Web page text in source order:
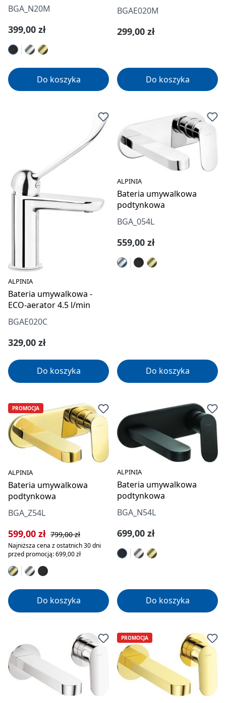
BGA_N20M
Cena regularna:
399,00 zł
Do koszyka
BGAE020M
Cena regularna:
299,00 zł
Do koszyka
ALPINIA
Bateria umywalkowa -
ECO-aerator 4.5 l/min
BGAE020C
Cena regularna:
329,00 zł
Do koszyka
ALPINIA
Bateria umywalkowa
podtynkowa
BGA_054L
Cena regularna:
559,00 zł
Do koszyka
PROMOCJA
ALPINIA
Bateria umywalkowa
podtynkowa
BGA_Z54L
Cena sprzedaży:
599,00 zł Cena regularna:
799,00 zł
Najniższa cena z ostatnich 30 dni
przed promocją: 699,00 zł
Do koszyka
ALPINIA
Bateria umywalkowa
podtynkowa
BGA_N54L
Cena regularna:
699,00 zł
Do koszyka
PROMOCJA